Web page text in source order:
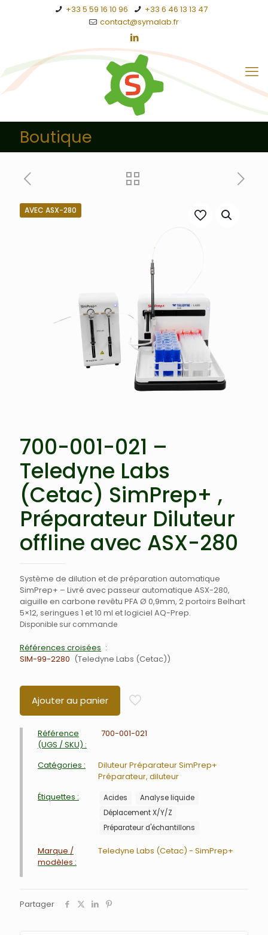
+33 5 59 16 10 96
+33 6 46 13 13 47
contact@symalab.fr
Boutique
AVEC ASX-280
700-001-021 –
Teledyne Labs
(Cetac) SimPrep+ ,
Préparateur Diluteur
offline avec ASX-280
Système de dilution et de préparation automatique
SimPrep+ – Livré avec passeur automatique ASX-280,
aiguille en carbone revêtu PFA Ø 0,9mm, 2 portoirs Belhart
5×12, seringues 1 et 10 ml et logiciel AQ-Prep.
Disponible sur commande
Références croisées
SIM-99-2280
Teledyne Labs (Cetac)
Ajouter au panier
Référence
(UGS / SKU) :
700-001-021
Catégories :
Diluteur Préparateur SimPrep+
Préparateur, diluteur
Étiquettes :
Acides
Analyse liquide
Déplacement X/Y/Z
Préparateur d'échantillons
Marque /
modèles :
Teledyne Labs (Cetac) - SimPrep+
Partager